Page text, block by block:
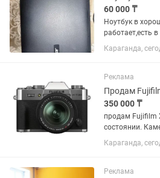
60 000 ₸
Ноутбук в
работает,есть
зарядки
Караганда,
Реклама
350 000 ₸
продам Fujifilm
состоянии.
году,
основном
фирменная
Караганда,
Реклама